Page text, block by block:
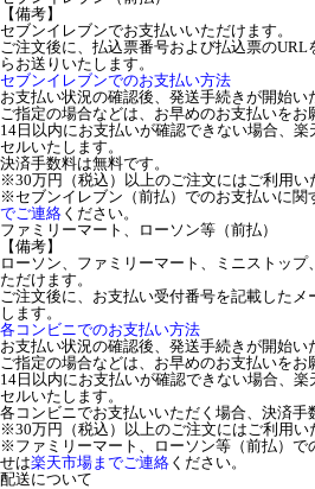
【備考】
セブンイレブンでお支払いいただけます。
ご注文後に、払込票番号および払込票の
らお送りいたします。
セブンイレブンでのお支払い方法
お支払い状況の確認後、発送手続きが開始
ご指定の場合などは、お早めのお支払いをお
14日以内にお支払いが確認できない場合、
セルいたします。
決済手数料は無料です。
※30万円（税込）以上のご注文にはご利用い
※セブンイレブン（前払）でのお支払いに関
でご連絡 ください。
ファミリーマート、ローソン等（前払）
【備考】
ローソン、ファミリーマート、ミニストッ
ただけます。
ご注文後に、お支払い受付番号を記載した
します。
各コンビニでのお支払い方法
お支払い状況の確認後、発送手続きが開始
ご指定の場合などは、お早めのお支払いをお
14日以内にお支払いが確認できない場合、
セルいたします。
各コンビニでお支払いいただく場合、決済手
※30万円（税込）以上のご注文にはご利用い
※ファミリーマート、ローソン等（前払）で
せは楽天市場までご連絡 ください。
配送について